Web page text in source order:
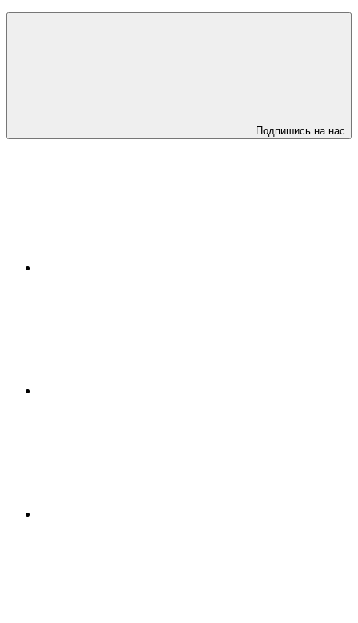
Подпишись на нас